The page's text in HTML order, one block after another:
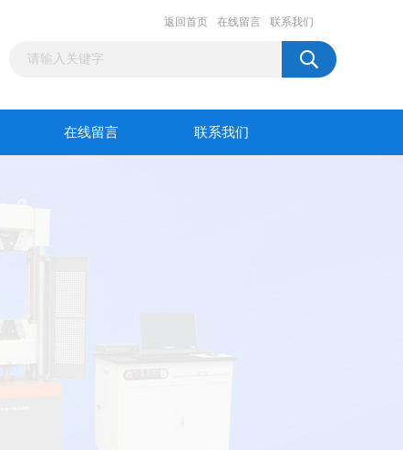
返回首页 在线留言 联系我们
在线留言 联系我们